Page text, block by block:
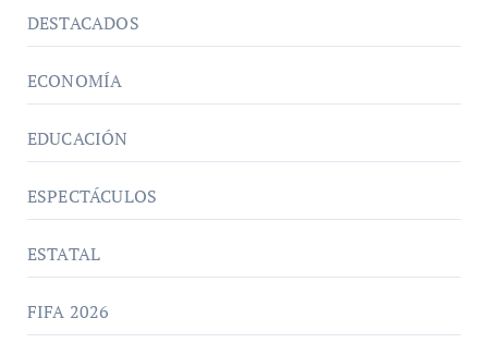
DESTACADOS
ECONOMÍA
EDUCACIÓN
ESPECTÁCULOS
ESTATAL
FIFA 2026